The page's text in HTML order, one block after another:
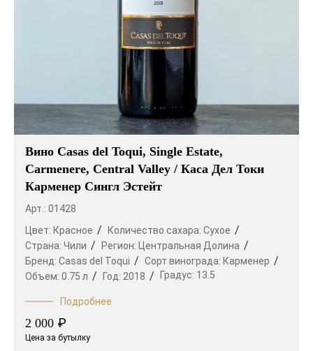
Вино Casas del Toqui, Single Estate,
Carmenere, Central Valley / Каса Дел Токи
Карменер Сингл Эстейт
Арт.: 01428
Цвет: Красное Количество сахара: Сухое
Страна: Чили Регион: Центральная Долина
Бренд: Casas del Toqui Сорт винограда: Карменер
Объем: 0.75 л Год: 2018 Градус: 13.5
Подробнее
2 000 ₽
Цена за бутылку